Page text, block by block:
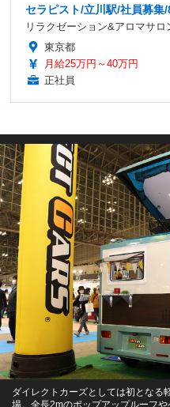
セラピスト/立川駅/社員募集
リラクゼーション&アロマサロ
東京都
月給25万円～40万円
正社員
ダイレクトカーズとしては初となる
場。全長2mのポップアップルーフ